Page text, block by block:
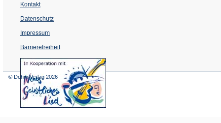
Kontakt
Datenschutz
Impressum
Barrierefreiheit
(Öffnet
in
© Dehm Verlag 2026